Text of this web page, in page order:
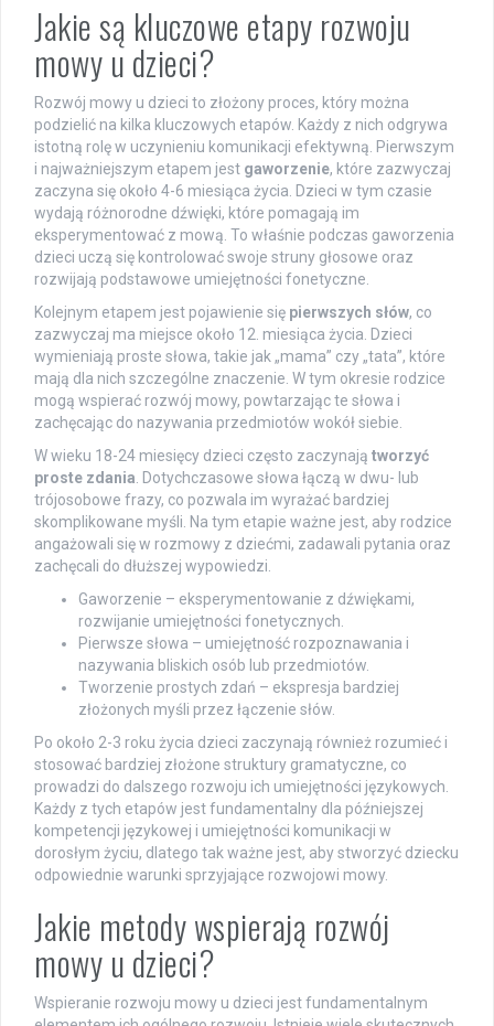
Jakie są kluczowe etapy rozwoju
mowy u dzieci?
Rozwój mowy u dzieci to złożony proces, który można
podzielić na kilka kluczowych etapów. Każdy z nich odgrywa
istotną rolę w uczynieniu komunikacji efektywną. Pierwszym
i najważniejszym etapem jest gaworzenie, które zazwyczaj
zaczyna się około 4-6 miesiąca życia. Dzieci w tym czasie
wydają różnorodne dźwięki, które pomagają im
eksperymentować z mową. To właśnie podczas gaworzenia
dzieci uczą się kontrolować swoje struny głosowe oraz
rozwijają podstawowe umiejętności fonetyczne.
Kolejnym etapem jest pojawienie się pierwszych słów, co
zazwyczaj ma miejsce około 12. miesiąca życia. Dzieci
wymieniają proste słowa, takie jak „mama” czy „tata”, które
mają dla nich szczególne znaczenie. W tym okresie rodzice
mogą wspierać rozwój mowy, powtarzając te słowa i
zachęcając do nazywania przedmiotów wokół siebie.
W wieku 18-24 miesięcy dzieci często zaczynają tworzyć
proste zdania. Dotychczasowe słowa łączą w dwu- lub
trójosobowe frazy, co pozwala im wyrażać bardziej
skomplikowane myśli. Na tym etapie ważne jest, aby rodzice
angażowali się w rozmowy z dziećmi, zadawali pytania oraz
zachęcali do dłuższej wypowiedzi.
Gaworzenie – eksperymentowanie z dźwiękami,
rozwijanie umiejętności fonetycznych.
Pierwsze słowa – umiejętność rozpoznawania i
nazywania bliskich osób lub przedmiotów.
Tworzenie prostych zdań – ekspresja bardziej
złożonych myśli przez łączenie słów.
Po około 2-3 roku życia dzieci zaczynają również rozumieć i
stosować bardziej złożone struktury gramatyczne, co
prowadzi do dalszego rozwoju ich umiejętności językowych.
Każdy z tych etapów jest fundamentalny dla późniejszej
kompetencji językowej i umiejętności komunikacji w
dorosłym życiu, dlatego tak ważne jest, aby stworzyć dziecku
odpowiednie warunki sprzyjające rozwojowi mowy.
Jakie metody wspierają rozwój
mowy u dzieci?
Wspieranie rozwoju mowy u dzieci jest fundamentalnym